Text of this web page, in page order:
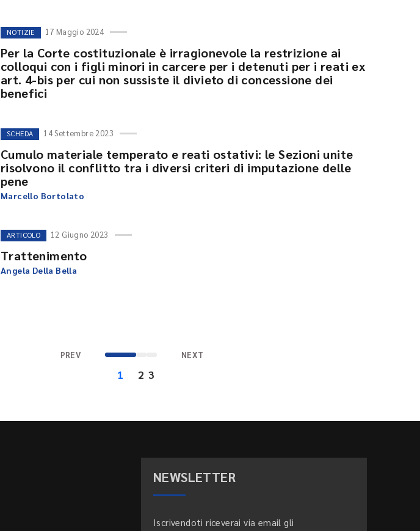
NOTIZIE 17 Maggio 2024
Per la Corte costituzionale è irragionevole la restrizione ai
colloqui con i figli minori in carcere per i detenuti per i reati ex
art. 4-bis per cui non sussiste il divieto di concessione dei
benefici
SCHEDA 14 Settembre 2023
Cumulo materiale temperato e reati ostativi: le Sezioni unite
risolvono il conflitto tra i diversi criteri di imputazione delle
pene
Marcello Bortolato
ARTICOLO 12 Giugno 2023
Trattenimento
Angela Della Bella
PREV
1 2 3
NEXT
NEWSLETTER
Iscrivendoti riceverai via email gli